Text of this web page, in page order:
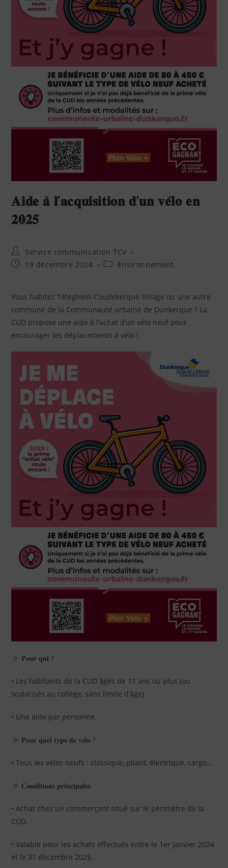
𝐀𝐢𝐝𝐞 𝐚̀ 𝐥’𝐚𝐜𝐪𝐮𝐢𝐬𝐢𝐭𝐢𝐨𝐧 𝐝’𝐮𝐧 𝐯𝐞́𝐥𝐨 𝐞𝐧
𝟐𝟎𝟐𝟓
Service communication TCV
19 décembre 2024
Environnement
Vous habitez Téteghem-Coudekerque-Village ou une autre
commune de la Communauté urbaine de Dunkerque ? La
CUD propose une aide à l’achat d’un vélo neuf pour
encourager les déplacements à vélo !
𝐏𝐨𝐮𝐫 𝐪𝐮𝐢 ?
• Les habitants de la CUD âgés de 11 ans ou plus (ou
scolarisés au collège, sans limite d’âge).
• Une aide par personne.
𝐏𝐨𝐮𝐫 𝐪𝐮𝐞𝐥 𝐭𝐲𝐩𝐞 𝐝𝐞 𝐯𝐞́𝐥𝐨 ?
• Tous les vélos neufs : classique, pliant, électrique, cargo…
𝐂𝐨𝐧𝐝𝐢𝐭𝐢𝐨𝐧𝐬 𝐩𝐫𝐢𝐧𝐜𝐢𝐩𝐚𝐥𝐞𝐬
• Achat chez un commerçant situé sur le périmètre de la
CUD.
• Valable pour les achats effectués entre le 1er janvier 2024
et le 31 décembre 2025.